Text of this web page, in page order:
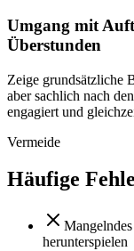
Umgang mit
Überstunden
Zeige grundsätzliche
aber sachlich nach
engagiert und
Vermeide
Häufige
herunterspielen